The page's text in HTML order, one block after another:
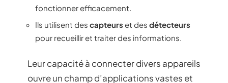
fonctionner efficacement.
Ils utilisent des capteurs et des détecteurs
pour recueillir et traiter des informations.
Leur capacité à connecter divers appareils
ouvre un champ d’applications vastes et